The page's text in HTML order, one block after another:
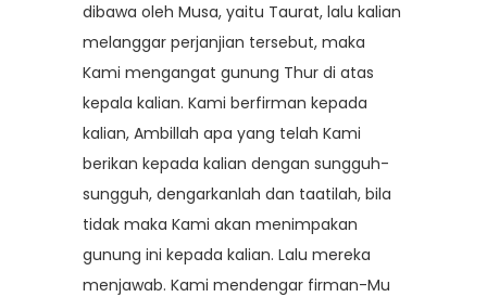
dibawa oleh Musa, yaitu Taurat, lalu kalian
melanggar perjanjian tersebut, maka
Kami mengangat gunung Thur di atas
kepala kalian. Kami berfirman kepada
kalian, Ambillah apa yang telah Kami
berikan kepada kalian dengan sungguh-
sungguh, dengarkanlah dan taatilah, bila
tidak maka Kami akan menimpakan
gunung ini kepada kalian. Lalu mereka
menjawab. Kami mendengar firman-Mu